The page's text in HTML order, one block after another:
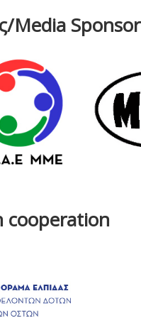
Media
cooperation